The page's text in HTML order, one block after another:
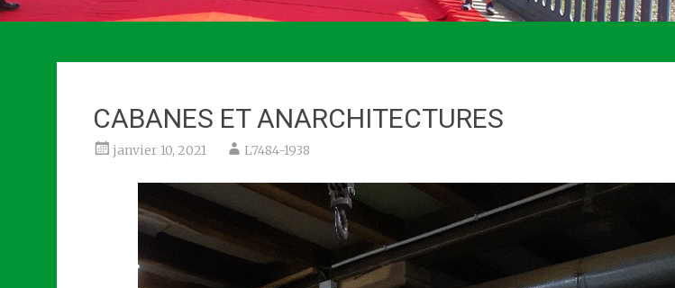
CABANES ET ANARCHITECTURES
janvier 10, 2021 L7484-1938